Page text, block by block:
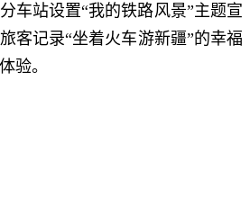
车站设置“我的铁路风景”主题宣
客记录“坐着火车游新疆”的幸福
验。